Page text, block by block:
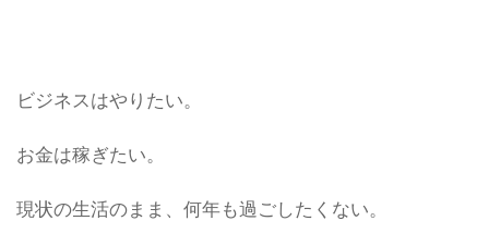
ビジネスはやりたい。
お金は稼ぎたい。
現状の生活のまま、何年も過ごしたくない。